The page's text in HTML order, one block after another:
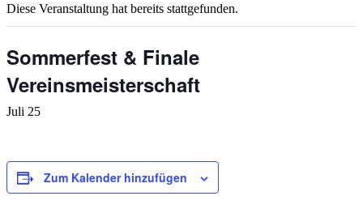
Diese Veranstaltung hat bereits stattgefunden.
Sommerfest & Finale
Vereinsmeisterschaft
Juli 25
Zum Kalender hinzufügen